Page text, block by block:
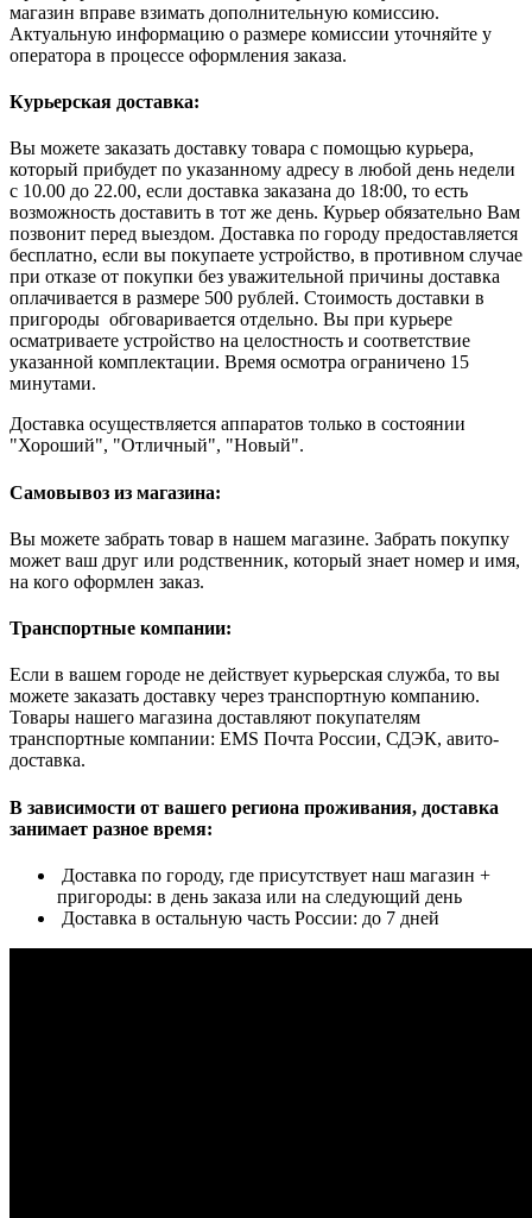
магазин вправе взимать дополнительную комиссию.
Актуальную информацию о размере комиссии уточняйте у
оператора в процессе оформления заказа.
Курьерская доставка:
Вы можете заказать доставку товара с помощью курьера,
который прибудет по указанному адресу в любой день недели
с 10.00 до 22.00, если доставка заказана до 18:00, то есть
возможность доставить в тот же день. Курьер обязательно Вам
позвонит перед выездом. Доставка по городу предоставляется
бесплатно, если вы покупаете устройство, в противном случае
при отказе от покупки без уважительной причины доставка
оплачивается в размере 500 рублей. Стоимость доставки в
пригороды обговаривается отдельно. Вы при курьере
осматриваете устройство на целостность и соответствие
указанной комплектации. Время осмотра ограничено 15
минутами.
Доставка осуществляется аппаратов только в состоянии
"Хороший", "Отличный", "Новый".
Самовывоз из магазина:
Вы можете забрать товар в нашем магазине. Забрать покупку
может ваш друг или родственник, который знает номер и имя,
на кого оформлен заказ.
Транспортные компании:
Если в вашем городе не действует курьерская служба, то вы
можете заказать доставку через транспортную компанию.
Товары нашего магазина доставляют покупателям
транспортные компании: EMS Почта России, СДЭК, авито-
доставка.
В зависимости от вашего региона проживания, доставка
занимает разное время:
Доставка по городу, где присутствует наш магазин +
пригороды: в день заказа или на следующий день
Доставка в остальную часть России: до 7 дней